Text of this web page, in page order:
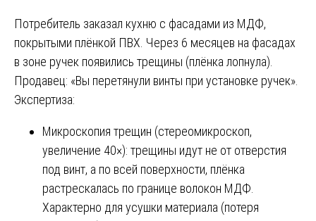
Потребитель заказал кухню с фасадами из МДФ,
покрытыми плёнкой ПВХ. Через 6 месяцев на фасадах
в зоне ручек появились трещины (плёнка лопнула).
Продавец: «Вы перетянули винты при установке ручек».
Экспертиза:
Микроскопия трещин (стереомикроскоп,
увеличение 40×): трещины идут не от отверстия
под винт, а по всей поверхности, плёнка
растрескалась по границе волокон МДФ.
Характерно для усушки материала (потеря